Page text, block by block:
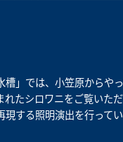
」では、小笠原からや
たシロワニをご覧いた
する照明演出を行ってい